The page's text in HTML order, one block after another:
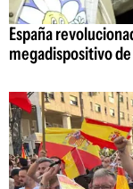
España
megadispositivo